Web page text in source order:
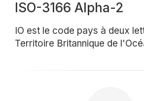
ISO-3166 Alpha-2
IO est le code pays à deux
Territoire Britannique de